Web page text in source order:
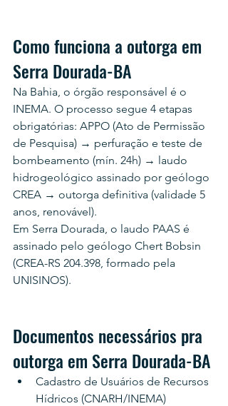
Como funciona a outorga em
Serra Dourada-BA
Na Bahia, o órgão responsável é o
INEMA. O processo segue 4 etapas
obrigatórias: APPO (Ato de Permissão
de Pesquisa) → perfuração e teste de
bombeamento (mín. 24h) → laudo
hidrogeológico assinado por geólogo
CREA → outorga definitiva (validade 5
anos, renovável).
Em Serra Dourada, o laudo PAAS é
assinado pelo geólogo Chert Bobsin
(CREA-RS 204.398, formado pela
UNISINOS).
Documentos necessários pra
outorga em Serra Dourada-BA
Cadastro de Usuários de Recursos
Hídricos (CNARH/INEMA)